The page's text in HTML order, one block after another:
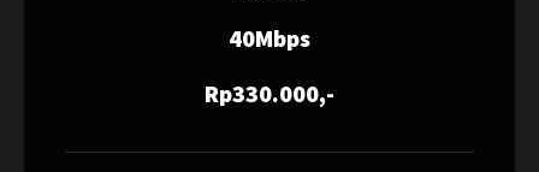
40Mbps
Rp330.000,-